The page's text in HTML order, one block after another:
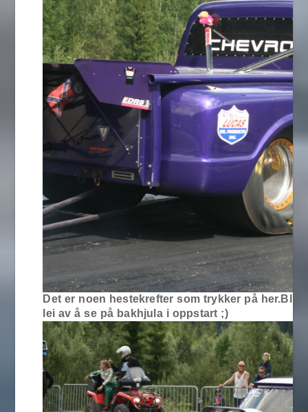
Det er noen hestekrefter som trykker på her.Blir
lei av å se på bakhjula i oppstart ;)